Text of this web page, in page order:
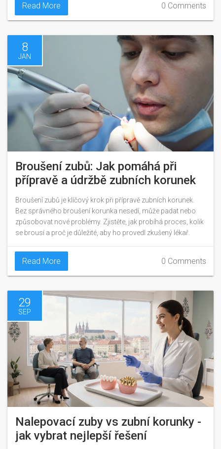
Read More 0 Comments
8
JAN
Broušení zubů: Jak pomáhá při
přípravě a údržbě zubních korunek
Broušení zubů je klíčový krok při přípravě zubních korunek.
Bez správného broušení korunka nesedí, může padat nebo
způsobovat nové problémy. Zjistěte, jak probíhá proces, kolik
se brousí a proč je důležité, aby ho provedl zkušený lékař.
Read More 0 Comments
29
SEP
Nalepovací zuby vs zubní korunky -
jak vybrat nejlepší řešení